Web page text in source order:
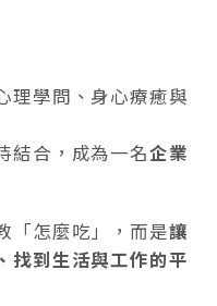
理學問、身心療癒與
結合，成為一名企業
「怎麼吃」，而是讓
找到生活與工作的平